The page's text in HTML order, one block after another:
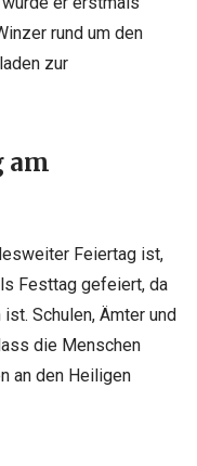
rund um den
zur
am
Feiertag ist,
Festtag gefeiert, da
Schulen, Ämter und
die Menschen
an den Heiligen